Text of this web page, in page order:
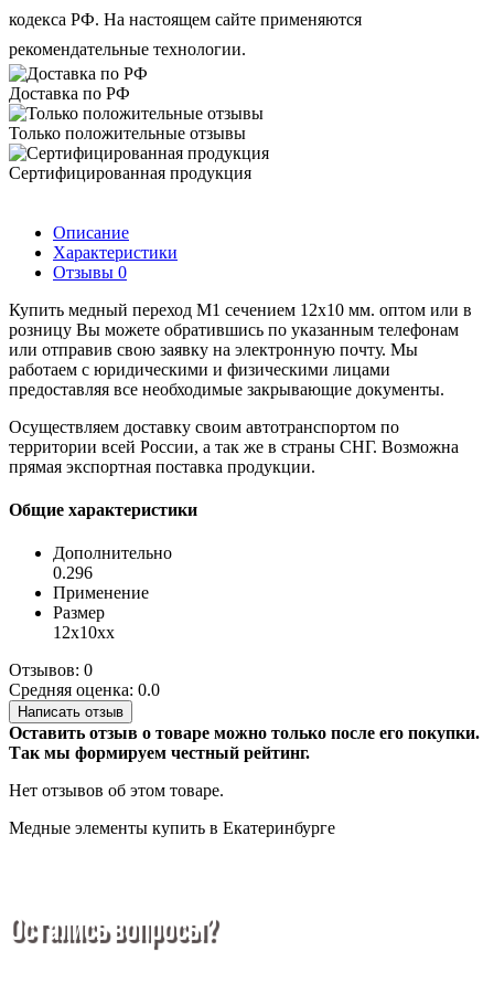
кодекса РФ. На настоящем сайте применяются
рекомендательные технологии.
Доставка по РФ
Только положительные отзывы
Сертифицированная продукция
Описание
Характеристики
Отзывы 0
Купить медный переход М1 сечением 12х10 мм. оптом или в
розницу Вы можете обратившись по указанным телефонам
или отправив свою заявку на электронную почту. Мы
работаем с юридическими и физическими лицами
предоставляя все необходимые закрывающие документы.
Осуществляем доставку своим автотранспортом по
территории всей России, а так же в страны СНГ. Возможна
прямая экспортная поставка продукции.
Общие характеристики
Дополнительно
0.296
Применение
Размер
12х10хх
Отзывов: 0
Средняя оценка: 0.0
Написать отзыв
Оставить отзыв о товаре можно только после его покупки.
Так мы формируем честный рейтинг.
Нет отзывов об этом товаре.
Медные элементы купить в Екатеринбурге
Остались вопросы?